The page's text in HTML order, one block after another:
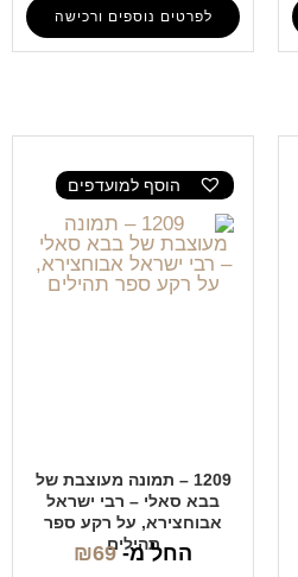
לפרטים נוספים ורכישה
הוסף למועדפים
1209 – תמונה מעוצבת של
בבא סאלי – רבי ישראל
אבוחצירא, על רקע ספר
תהילים
החל מ- ₪69